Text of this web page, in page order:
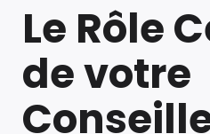
Le Rôle
de votre